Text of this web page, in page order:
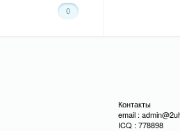
0
Контакты
email :
ICQ : 778898